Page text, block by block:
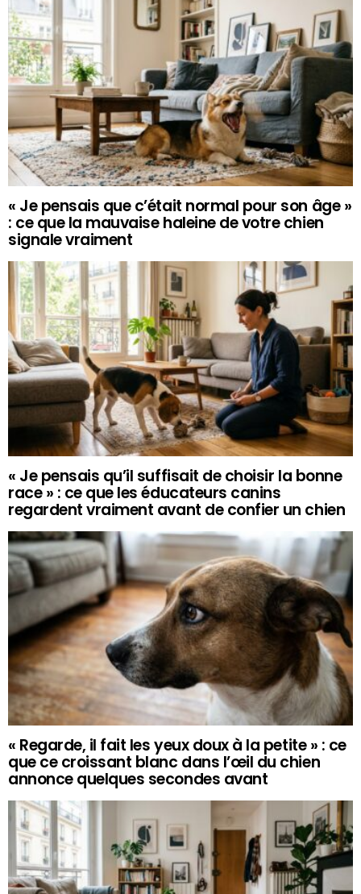
« Je pensais que c’était normal pour son âge »
: ce que la mauvaise haleine de votre chien
signale vraiment
« Je pensais qu’il suffisait de choisir la bonne
race » : ce que les éducateurs canins
regardent vraiment avant de confier un chien
« Regarde, il fait les yeux doux à la petite » : ce
que ce croissant blanc dans l’œil du chien
annonce quelques secondes avant